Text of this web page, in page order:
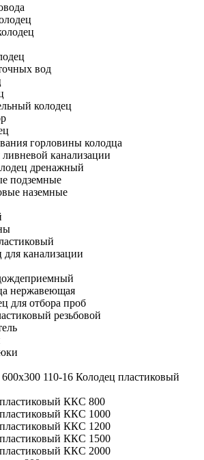
вод
колодец
горловины колодца
канализации
дренажный
подземные
наземные
канализации
нержавеющая
для отбора проб
резьбовой
110-16 Колодец пластиковый
ККС 800
ККС 1000
ККС 1200
ККС 1500
ККС 2000